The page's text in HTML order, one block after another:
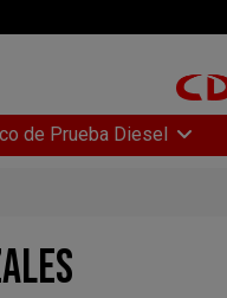
de Prueba Diesel